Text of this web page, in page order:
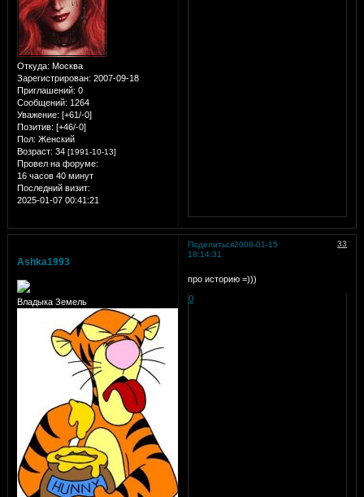
Откуда: Москва
Зарегистрирован: 2007-09-18
Приглашений: 0
Сообщений: 1264
Уважение: [+61/-0]
Позитив: [+46/-0]
Пол: Женский
Возраст: 34 [1991-10-13]
Провел на форуме:
16 часов 40 минут
Последний визит:
2025-01-07 00:41:21
Поделиться 33
2008-01-15
18:14:31
Ashka1993
Владыка Земель
про историю =)))
0